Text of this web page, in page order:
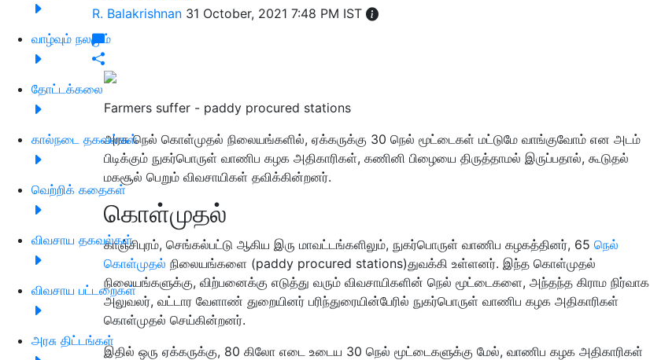
வாழ்வும் நலமும்
தோட்டக்கலை
கால்நடை தகவல்கள்
வெற்றிக் கதைகள்
விவசாய தகவல்கள்
விவசாய பட்டறைகள்
அரசு திட்டங்கள்
R. Balakrishnan 31 October, 2021 7:48 PM IST
Farmers suffer - paddy procured stations
அரசு நெல் கொள்முதல் நிலையங்களில், ஏக்கருக்கு 30 நெல் மூட்டைகள் மட்டுமே வாங்குவோம் என அடம்
பிடிக்கும் நுகர்பொருள் வாணிப கழக அதிகாரிகள், கணினி பிழையை திருத்தாமல் இருப்பதால், கூடுதல்
மகசூல் பெறும் விவசாயிகள் தவிக்கின்றனர்.
கொள்முதல்
காஞ்சிபுரம், செங்கல்பட்டு ஆகிய இரு மாவட்டங்களிலும், நுகர்பொருள் வாணிப கழகத்தினர், 65 நெல்
கொள்முதல் நிலையங்களை (paddy procured stations)துவக்கி உள்ளனர். இந்த கொள்முதல்
நிலையங்களுக்கு, விற்பனைக்கு எடுத்து வரும் விவசாயிகளின் நெல் மூட்டைகளை, அந்தந்த கிராம நிர்வாக
அலுவலர், வட்டார வேளாண் துறையினர் பரிந்துரையின்பேரில் நுகர்பொருள் வாணிப கழக அதிகாரிகள்
கொள்முதல் செய்கின்றனர்.
இதில் ஒரு ஏக்கருக்கு, 80 கிலோ எடை உடைய 30 நெல் மூட்டைகளுக்கு மேல், வாணிப கழக அதிகாரிகள்